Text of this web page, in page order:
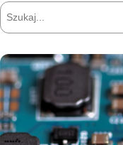
Szukaj